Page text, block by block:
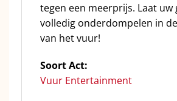
tegen een meerprijs. Laat uw
volledig onderdompelen in
van het vuur!
Soort Act:
Vuur Entertainment